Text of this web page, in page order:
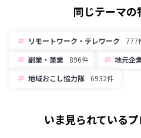
同じテーマの
リモートワーク・テレワーク 777
副業・兼業
896件 地元企
地域おこし協力隊
6932件
いま見られている